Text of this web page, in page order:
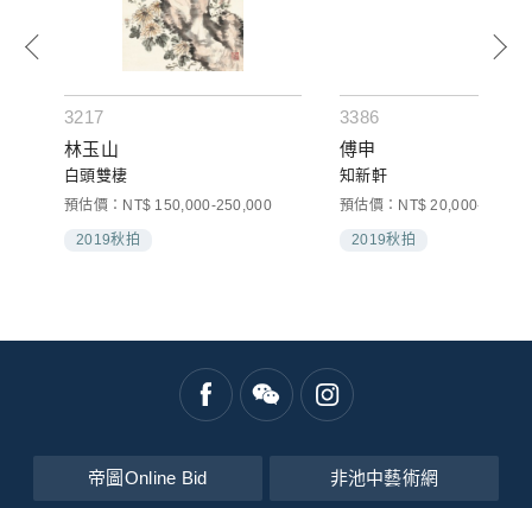
3217
林玉山
白頭雙棲
預估價：NT$ 150,000-250,000
2019秋拍
3386
傅申
知新軒
預估價：NT$ 20,000-40,000
2019秋拍
帝圖Online Bid 非池中藝術網